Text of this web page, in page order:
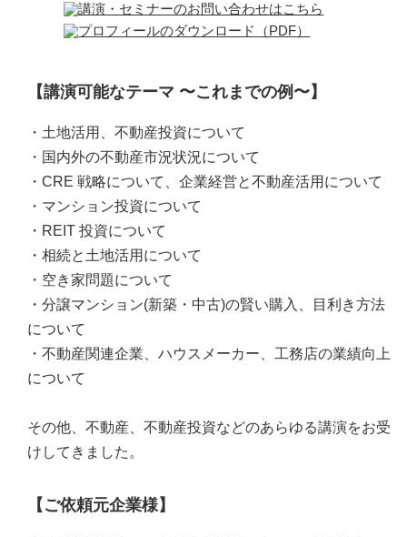
【講演可能なテーマ 〜これまでの例〜】
・土地活用、不動産投資について
・国内外の不動産市況状況について
・CRE 戦略について、企業経営と不動産活用について
・マンション投資について
・REIT 投資について
・相続と土地活用について
・空き家問題について
・分譲マンション(新築・中古)の賢い購入、目利き方法
について
・不動産関連企業、ハウスメーカー、工務店の業績向上
について
その他、不動産、不動産投資などのあらゆる講演をお受
けしてきました。
【ご依頼元企業様】